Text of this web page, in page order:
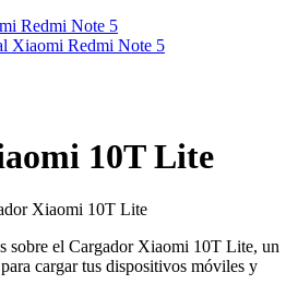
Xiaomi Redmi Note 5
10T Lite
Xiaomi 10T Lite
sobre el Cargador Xiaomi 10T Lite, un
cargar tus dispositivos móviles y